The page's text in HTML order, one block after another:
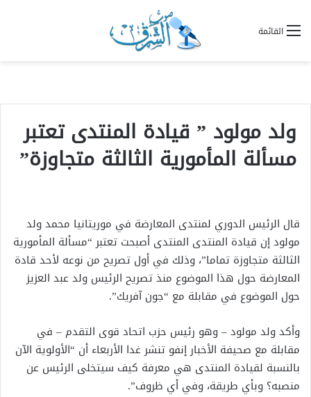
القائمة
ولد مولود ” قيادة المنتدى تعتبر
مسألة المأمورية الثالثة متجاوزة”
قال الرئيس الدوري لمنتدى المعارضة في موريتانيا محمد ولد
مولود إن قيادة المنتدى المنتدى أصبحت تعتبر “مسألة المأمورية
الثالثة متجاوزة تماما”، وذلك في أول تصريح من نوعه لأحد قادة
المعارضة حول هذا الموضوع منذ تصريح الرئيس ولد عبد العزيز
حول الموضوع في مقابلة مع “جون آفريك”.
وأكد ولد مولود – وهو رئيس حزب اتحاد قوى التقدم – في
مقابلة مع صحيفة الأخبار إنفو تنشر غدا الأربعاء أن “الأولوية الآن
بالنسبة لقيادة المنتدى هي معرفة كيف سيتخلى الرئيس عن
منصبه؟ وبأي طريقة، وفي أي ظروف”.